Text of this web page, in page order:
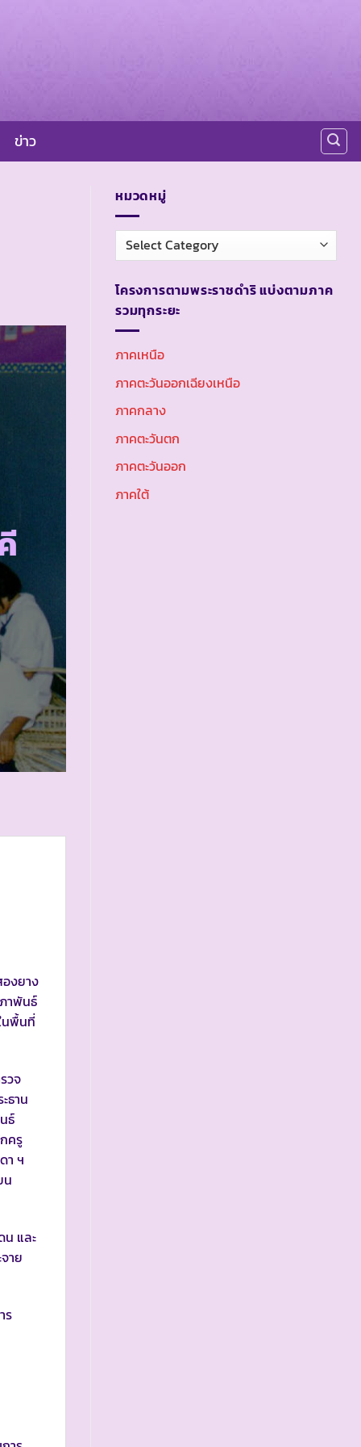
ข่าว
งยาง
าพันธ์
นพื้นที่
วจ
ธาน
ธ์
ครู
า ฯ
น
น และ
าย
ร
หมวดหมู่
หมวด
หมู่
โครงการตามพระราชดำริ แบ่งตามภาค
รวมทุกระยะ
ภาคเหนือ
ภาคตะวันออกเฉียงเหนือ
ภาคกลาง
ภาคตะวันตก
ภาคตะวันออก
ภาคใต้